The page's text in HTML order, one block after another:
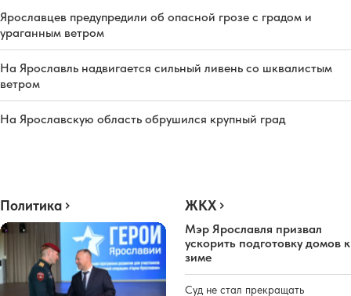
Ярославцев предупредили об опасной грозе с градом и
ураганным ветром
На Ярославль надвигается сильный ливень со шквалистым
ветром
На Ярославскую область обрушился крупный град
Политика ЖКХ
Мэр Ярославля призвал
ускорить подготовку домов к
зиме
Суд не стал прекращать